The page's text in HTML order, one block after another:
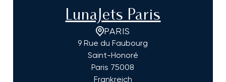
LunaJets Paris
PARIS
9 Rue du Faubourg
Saint-Honoré
Paris 75008
Frankreich